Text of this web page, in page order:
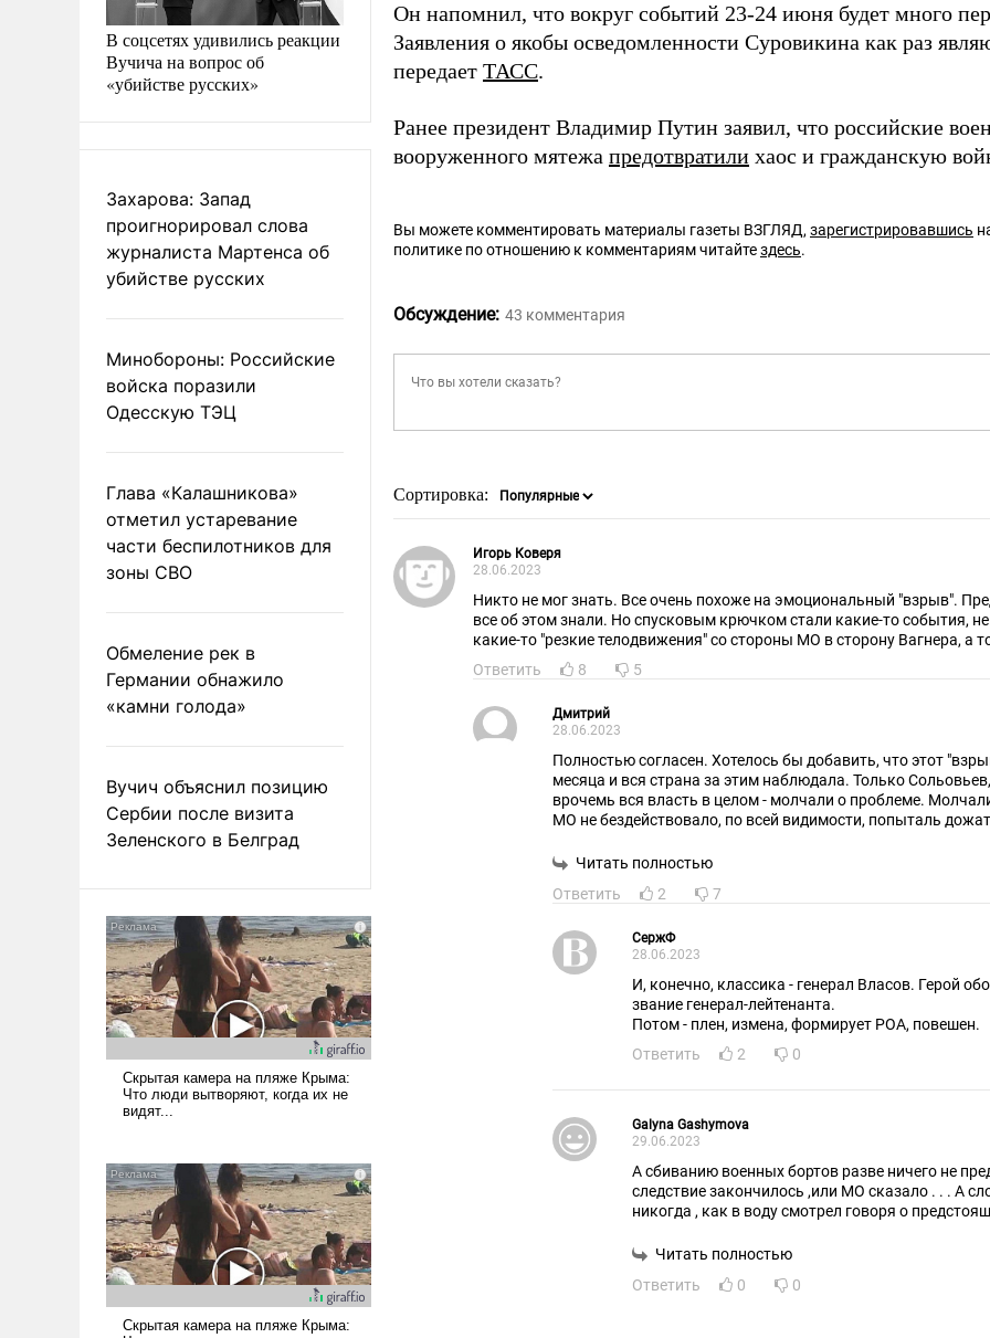
В соцсетях удивились реакции
Вучича на вопрос об
«убийстве русских»
Захарова: Запад
проигнорировал слова
журналиста Мартенса об
убийстве русских
Минобороны: Российские
войска поразили
Одесскую ТЭЦ
Глава «Калашникова»
отметил устаревание
части беспилотников для
зоны СВО
Обмеление рек в
Германии обнажило
«камни голода»
Вучич объяснил позицию
Сербии после визита
Зеленского в Белград
Он напомнил, что вокруг событий 23-24 июня будет много
Заявления о якобы осведомленности Суровикина как раз
передает ТАСС.
Ранее президент Владимир Путин заявил, что российские
вооруженного мятежа предотвратили хаос и гражданскую
Вы можете комментировать материалы газеты ВЗГЛЯД,зарегистрировавшись
политике по отношению к комментариям читайтездесь.
Обсуждение: 43 комментария
Сортировка:
Игорь Коверя
28.06.2023
Никто не мог знать. Все очень похоже на эмоциональный "взрыв".
все об этом знали. Но спусковым крючком стали какие-то события,
какие-то "резкие телодвижения" со стороны МО в сторону Вагнера, а
Ответить
8 5
Дмитрий
28.06.2023
Полностью согласен. Хотелось бы добавить, что этот
месяца и вся страна за этим наблюдала. Только
врочемь вся власть в целом - молчали о проблеме.
МО не бездействовало, по всей видимости, попыталь
формирует свое мнение о ситуации явно не "из многих
Читать полностью
Ответить
2 7
СержФ
28.06.2023
И, конечно, классика - генерал Власов. Герой
звание генерал-лейтенанта.
Потом - плен, измена, формирует РОА, повешен.
Ответить
2 0
Galyna Gashymova
29.06.2023
А сбиванию военных бортов разве ничего не
следствие закончилось ,или МО сказало . . . А
никогда , как в воду смотрел говоря о
Читать полностью
Ответить
0 0